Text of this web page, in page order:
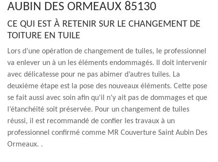
AUBIN DES ORMEAUX 85130
CE QUI EST À RETENIR SUR LE CHANGEMENT DE
TOITURE EN TUILE
Lors d’une opération de changement de tuiles, le professionnel
va enlever un à un les éléments endommagés. Il doit intervenir
avec délicatesse pour ne pas abimer d’autres tuiles. La
deuxième étape est la pose des nouveaux éléments. Cette pose
se fait aussi avec soin afin qu’il n’y ait pas de dommages et que
l’étanchéité soit préservée. Pour un changement de tuiles
réussi, il est recommandé de confier les travaux à un
professionnel confirmé comme MR Couverture Saint Aubin Des
Ormeaux. .